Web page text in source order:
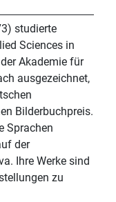
studierte
Sciences in
Akademie für
ausgezeichnet,
Bilderbuchpreis.
Sprachen
der
Ihre Werke sind
zu